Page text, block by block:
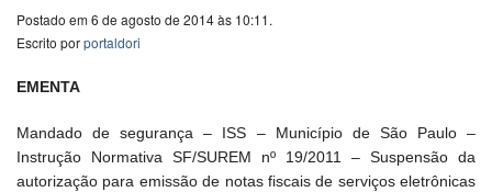
Postado em 6 de agosto de 2014 às 10:11.
Escrito porportaldori
EMENTA
Mandado de segurança – ISS – Município de São Paulo –
Instrução Normativa SF/SUREM nº 19/2011 – Suspensão da
autorização para emissão de notas fiscais de serviços eletrônicas